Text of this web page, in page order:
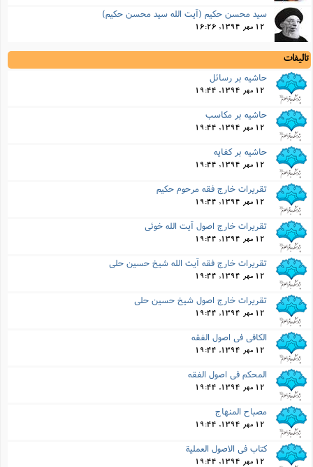
سید محسن حکیم (آیت الله سید محسن حکیم)
12 مهر 1394, 16:26
تالیفات
حاشیه بر رسائل
12 مهر 1394, 19:44
حاشیه بر مکاسب
12 مهر 1394, 19:44
حاشیه بر کفایه
12 مهر 1394, 19:44
تقریرات خارج فقه مرحوم حکیم
12 مهر 1394, 19:44
تقریرات خارج اصول آیت الله خوئى
12 مهر 1394, 19:44
تقریرات خارج فقه آیت الله شیخ حسین حلى
12 مهر 1394, 19:44
تقریرات خارج اصول شیخ حسین حلى
12 مهر 1394, 19:44
الکافى فى اصول الفقه
12 مهر 1394, 19:44
المحکم فى اصول الفقه
12 مهر 1394, 19:44
مصباح المنهاج
12 مهر 1394, 19:44
کتاب فى الاصول العملیة
12 مهر 1394, 19:44